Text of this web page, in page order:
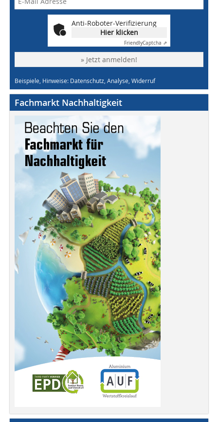
Anti-Roboter-Verifizierung
Hier klicken
FriendlyCaptcha ⇗
» Jetzt anmelden!
Beispiele, Hinweise: Datenschutz, Analyse, Widerruf
Fachmarkt Nachhaltigkeit